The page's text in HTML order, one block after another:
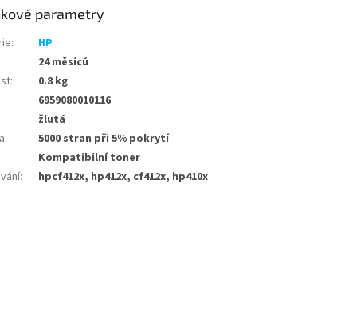
parametry
:
HP
24 měsíců
:
0.8 kg
6959080010116
žlutá
:
5000 stran při 5% pokrytí
Kompatibilní toner
: hpcf412x, hp412x, cf412x, hp410x